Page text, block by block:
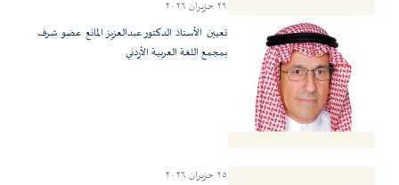
٢٩ حزيران ٢٠٢٦
تعيين الأستاذ الدكتور عبدالعزيز المانع عضو شرف
بمجمع اللغة العربية الأردني
٢٥ حزيران ٢٠٢٦